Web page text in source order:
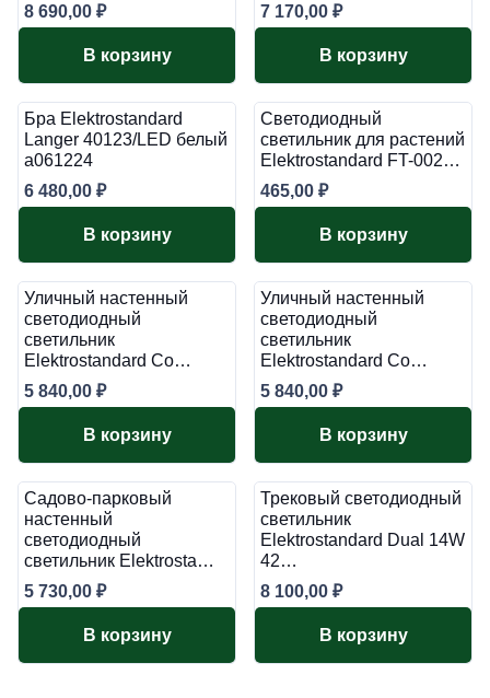
8 690,00 ₽
В корзину
7 170,00 ₽
В корзину
Бра Elektrostandard
Langer 40123/LED белый
a061224
6 480,00 ₽
В корзину
Светодиодный
светильник для растений
Elektrostandard FT-002…
465,00 ₽
В корзину
Уличный настенный
светодиодный
светильник
Elektrostandard Co…
5 840,00 ₽
В корзину
Уличный настенный
светодиодный
светильник
Elektrostandard Co…
5 840,00 ₽
В корзину
Садово-парковый
настенный
светодиодный
cветильник Elektrosta…
5 730,00 ₽
В корзину
Трековый светодиодный
светильник
Elektrostandard Dual 14W
42…
8 100,00 ₽
В корзину